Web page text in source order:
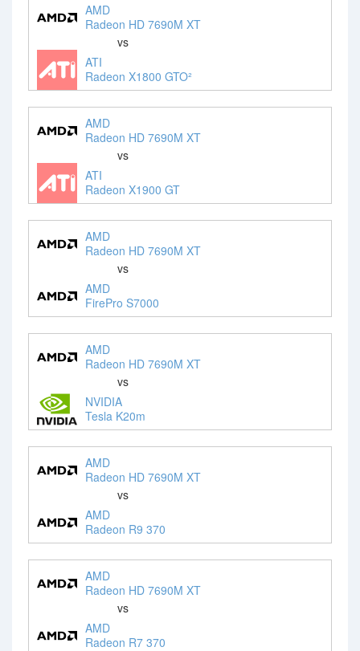
AMD
Radeon HD 7690M XT
vs
ATI
Radeon X1800 GTO²
AMD
Radeon HD 7690M XT
vs
ATI
Radeon X1900 GT
AMD
Radeon HD 7690M XT
vs
AMD
FirePro S7000
AMD
Radeon HD 7690M XT
vs
NVIDIA
Tesla K20m
AMD
Radeon HD 7690M XT
vs
AMD
Radeon R9 370
AMD
Radeon HD 7690M XT
vs
AMD
Radeon R7 370